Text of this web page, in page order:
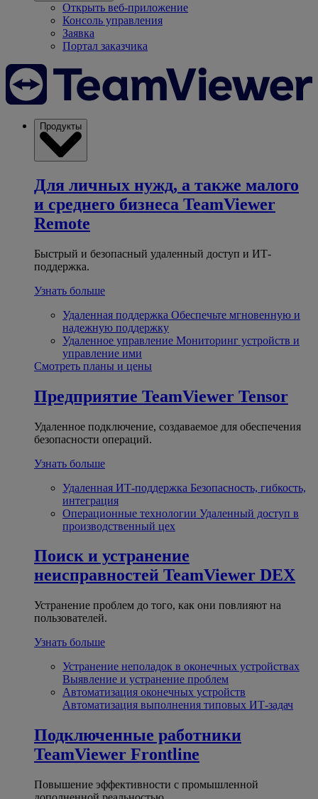
Открыть веб-приложение
Консоль управления
Заявка
Портал заказчика
Продукты
Для личных нужд, а также малого
и среднего бизнеса TeamViewer
Remote
Быстрый и безопасный удаленный доступ и ИТ-
поддержка.
Узнать больше
Удаленная поддержка Обеспечьте мгновенную и
надежную поддержку
Удаленное управление Мониторинг устройств и
управление ими
Смотреть планы и цены
Предприятие TeamViewer Tensor
Удаленное подключение, создаваемое для обеспечения
безопасности операций.
Узнать больше
Удаленная ИТ-поддержка Безопасность, гибкость,
интеграция
Операционные технологии Удаленный доступ в
производственный цех
Поиск и устранение
неисправностей TeamViewer DEX
Устранение проблем до того, как они повлияют на
пользователей.
Узнать больше
Устранение неполадок в оконечных устройствах
Выявление и устранение проблем
Автоматизация оконечных устройств
Автоматизация выполнения типовых ИТ-задач
Подключенные работники
TeamViewer Frontline
Повышение эффективности с промышленной